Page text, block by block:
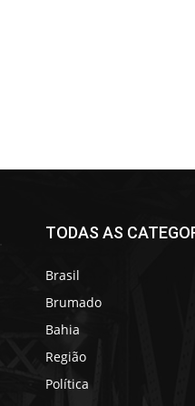
TODAS AS
Brasil
Brumado
Bahia
Região
Política